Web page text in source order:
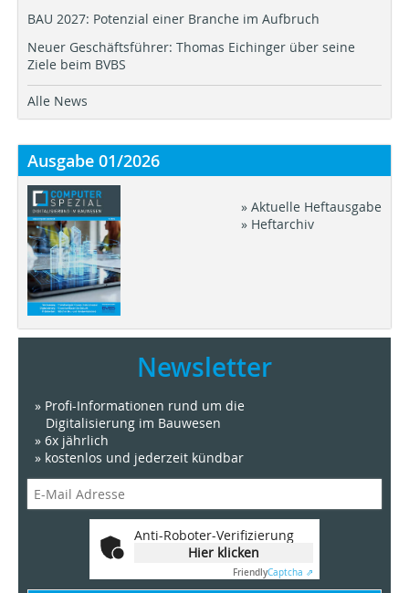
BAU 2027: Potenzial einer Branche im Aufbruch
Neuer Geschäftsführer: Thomas Eichinger über seine
Ziele beim BVBS
Alle News
Ausgabe 01/2026
» Aktuelle Heftausgabe
» Heftarchiv
Newsletter
» Profi-Informationen rund um die
Digitalisierung im Bauwesen
» 6x jährlich
» kostenlos und jederzeit kündbar
Anti-Roboter-Verifizierung
Hier klicken
FriendlyCaptcha ⇗